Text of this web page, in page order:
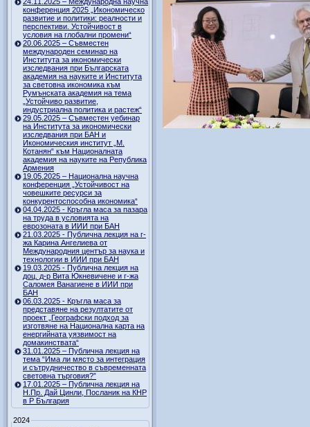
конференция 2025 „Икономическо
развитие и политики: реалности и
перспективи. Устойчивост в
условия на глобални промени“
20.06.2025 – Съвместен
международен семинар на
Института за икономически
изследвания при Българската
академия на науките и Института
за световна икономика към
Румънската академия на тема
„Устойчиво развитие,
индустриална политика и растеж“
29.05.2025 – Съвместен уебинар
на Института за икономически
изследвания при БАН и
Икономическия институт „М.
Котанян“ към Националната
академия на науките на Република
Армения
19.05.2025 – Национална научна
конференция „Устойчивост на
човешките ресурси за
конкурентоспособна икономика“
04.04.2025 - Кръгла маса за пазара
на труда в условията на
еврозоната в ИИИ при БАН
21.03.2025 - Публична лекция на г-
жа Карина Ангелиева от
Международния център за наука и
технологии в ИИИ при БАН
19.03.2025 - Публична лекция на
доц. д-р Вита Юкневичене и г-жа
Саломея Ванагиене в ИИИ при
БАН
06.03.2025 - Кръгла маса за
представяне на резултатите от
проект „Географски подход за
изготвяне на Национална карта на
енергийната уязвимост на
домакинствата“
31.01.2025 – Публична лекция на
тема “Има ли място за интеграция
и сътрудничество в съвременната
световна търговия?”
17.01.2025 – Публична лекция на
Н.Пр. Дай Цинли, Посланик на КНР
в Р България
2024